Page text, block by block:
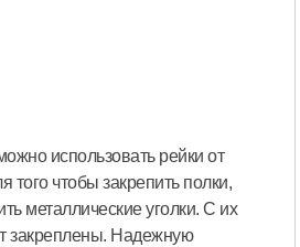
использовать рейки от
того чтобы закрепить полки,
металлические уголки. С их
закреплены. Надежную